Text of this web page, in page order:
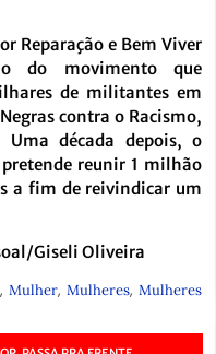
Reparação e Bem Viver
do movimento que
de militantes em
contra o Racismo,
década depois, o
reunir 1 milhão
a fim de reivindicar um
Giseli Oliveira
, Mulher, Mulheres, Mulheres